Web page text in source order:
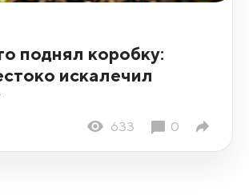
поднял коробку:
искалечил
633 0